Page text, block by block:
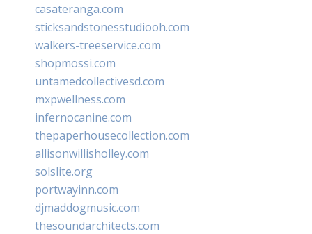
casateranga.com
sticksandstonesstudiooh.com
walkers-treeservice.com
shopmossi.com
untamedcollectivesd.com
mxpwellness.com
infernocanine.com
thepaperhousecollection.com
allisonwillisholley.com
solslite.org
portwayinn.com
djmaddogmusic.com
thesoundarchitects.com